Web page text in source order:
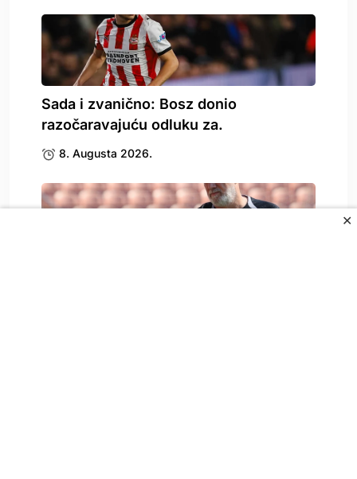
✕
Sada i zvanično: Bosz donio
razočaravajuću odluku za.
8. Augusta 2026.